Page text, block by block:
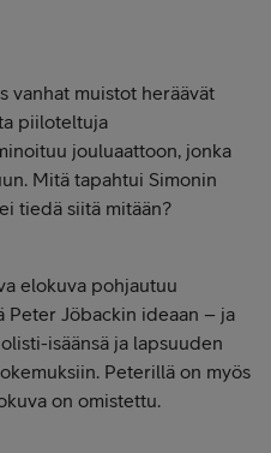
vanhat muistot heräävät
piiloteltuja
jouluaattoon, jonka
Mitä tapahtui Simonin
tiedä siitä mitään?
elokuva pohjautuu
Peter Jöbackin ideaan – ja
isäänsä ja lapsuuden
Peterillä on myös
on omistettu.